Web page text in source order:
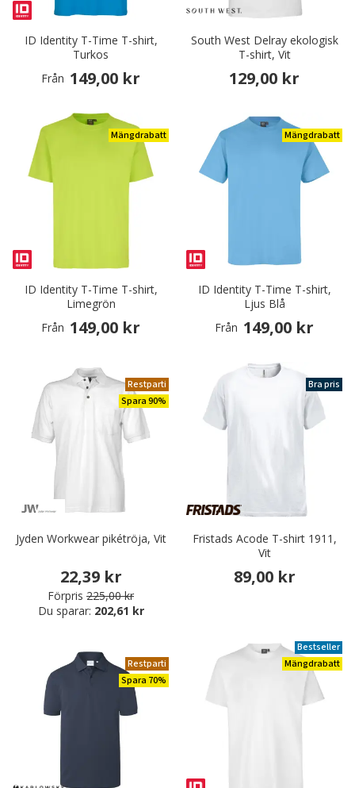
ID Identity T-Time T-shirt,
Turkos
Från 149,00 kr
South West Delray ekologisk
T-shirt, Vit
129,00 kr
Mängdrabatt
ID Identity T-Time T-shirt,
Limegrön
Från 149,00 kr
Mängdrabatt
ID Identity T-Time T-shirt,
Ljus Blå
Från 149,00 kr
Restparti
Spara 90%
Jyden Workwear pikétröja, Vit
22,39 kr
Förpris 225,00 kr
Du sparar: 202,61 kr
Bra pris
Fristads Acode T-shirt 1911,
Vit
89,00 kr
Restparti
Spara 70%
Bestseller
Mängdrabatt